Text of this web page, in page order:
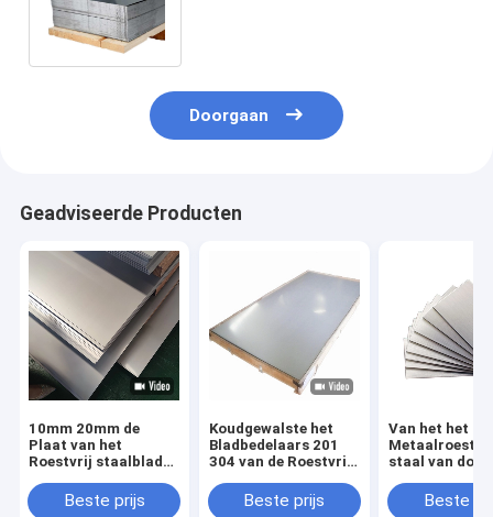
Doorgaan
Geadviseerde Producten
10mm 20mm de
Plaat van het
Roestvrij staalblad
Haarscheurtje 301
304l koud
Beste prijs
Koudgewalste het
Bladbedelaars 201
304 van de Roestvrij
3mm
Beste prijs
Van het het
staal van
316l 201 Ss
1500mm
Beste